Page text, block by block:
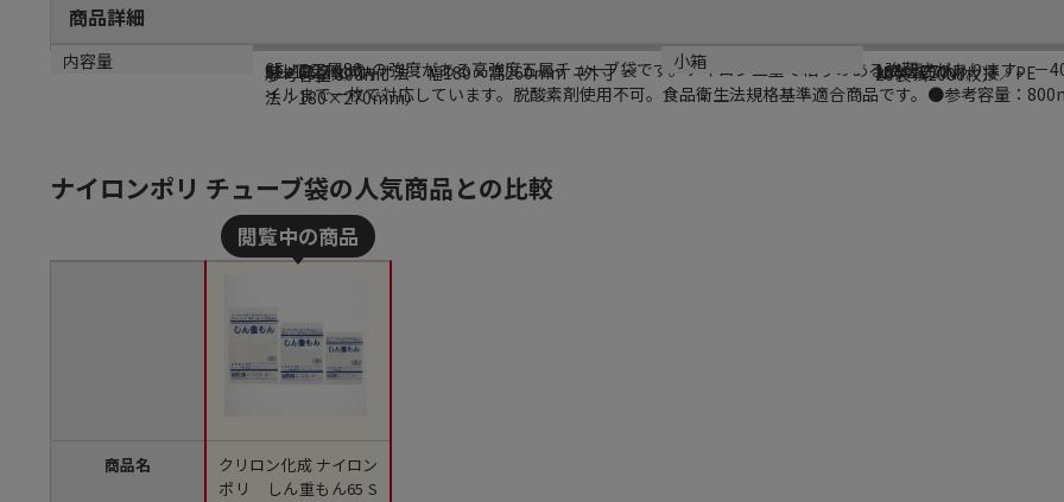
商品詳細
商品説明
65μで三層80μの強度がある高強度五層チューブ袋です。ナイロン二重で粘りのある強靭さがあります。
イルまで一枚で対応しています。脱酸素剤使用不可。食品衛生法規格基準適合商品です。●参考容量：
メーカー名
クリロン化成
シリーズ名
しん重もん
メーカー品番
SE-1827
規格
180×270
サイズ
厚：65μm／内寸法：幅180×高260mm（外寸
法：180×270mm）
材質
NY／接／NY／接／PE
内容量
参考容量:800ml
小箱
20袋（2000枚）
ナイロンポリ チューブ袋の人気商品との比較
商品名
クリロン化成 ナイロン
ポリ しん重もん65 S